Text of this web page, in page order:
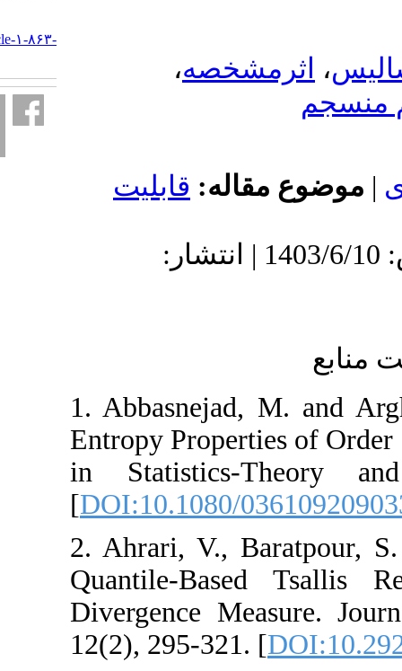
،
قابلیت
دریافت: 1402/5/17 | پذیرش: 1403/6/10 | انتشار:
1. Abbasnejad,
Entropy
in Statistics-
[DOI:10.1080/
2. Ahrari, V.,
Quantile-
Divergence
12(2), 295-321. [
http://jss.irstat.ir/article-۱-۸۶۳-